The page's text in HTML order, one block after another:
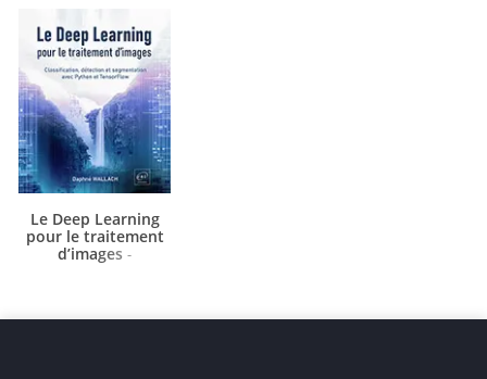
Le Deep Learning
pour le traitement
d’images -